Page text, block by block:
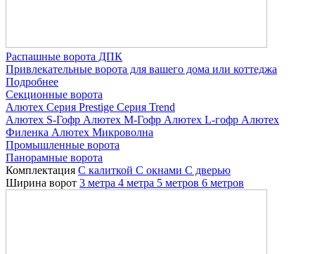
Распашные ворота ДПК
Привлекательные ворота для вашего дома или коттеджа
Подробнее
Секционные ворота
Алютех Серия Prestige Серия Trend
Алютех S-Гофр Алютех M-Гофр Алютех L-гофр Алютех
Филенка Алютех Микроволна
Промышленные ворота
Панорамные ворота
Комплектация С калиткой С окнами C дверью
Ширина ворот 3 метра 4 метра 5 метров 6 метров